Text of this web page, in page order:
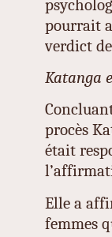
pourrait
verdict
Katanga
procès
était
Elle a
femmes